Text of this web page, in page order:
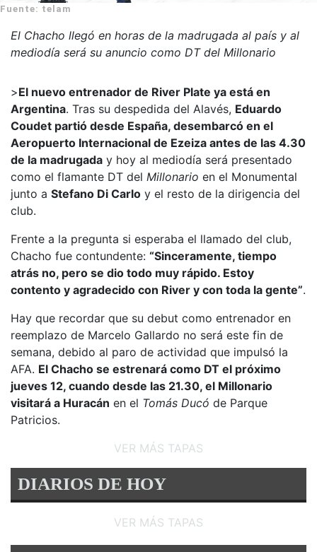
Fuente: telam
El Chacho llegó en horas de la madrugada al país y al
mediodía será su anuncio como DT del Millonario
>El nuevo entrenador de River Plate ya está en
Argentina. Tras su despedida del Alavés, Eduardo
Coudet partió desde España, desembarcó en el
Aeropuerto Internacional de Ezeiza antes de las 4.30
de la madrugada y hoy al mediodía será presentado
como el flamante DT del Millonario en el Monumental
junto a Stefano Di Carlo y el resto de la dirigencia del
club.
Frente a la pregunta si esperaba el llamado del club,
Chacho fue contundente: “Sinceramente, tiempo
atrás no, pero se dio todo muy rápido. Estoy
contento y agradecido con River y con toda la gente”.
Hay que recordar que su debut como entrenador en
reemplazo de Marcelo Gallardo no será este fin de
semana, debido al paro de actividad que impulsó la
AFA. El Chacho se estrenará como DT el próximo
jueves 12, cuando desde las 21.30, el Millonario
visitará a Huracán en el Tomás Ducó de Parque
Patricios.
VER MÁS TAPAS
DIARIOS DE HOY
VER MÁS TAPAS